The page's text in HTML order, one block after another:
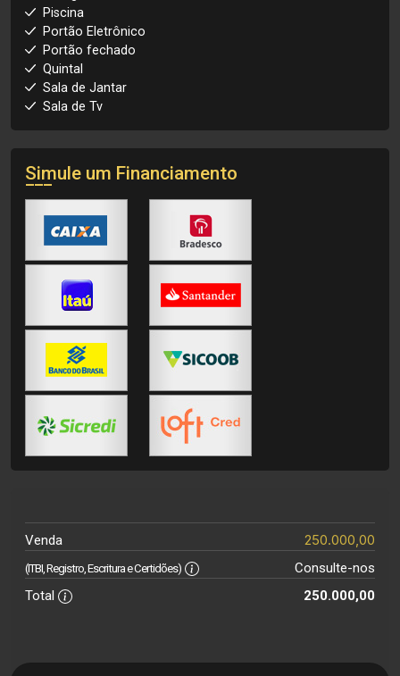
Piscina
Portão Eletrônico
Portão fechado
Quintal
Sala de Jantar
Sala de Tv
Simule um Financiamento
Venda 250.000,00
(ITBI, Registro, Escritura e Certidões)
Consulte-nos
Total
250.000,00